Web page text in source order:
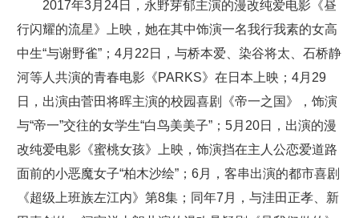
2017年3月24日，永野芽郁主演的漫改纯爱电影《昼
行闪耀的流星》上映，她在其中饰演一名我行我素的女高
中生“与谢野雀”；4月22日，与桥本爱、染谷将太、石桥静
河等人共演的青春电影《PARKS》在日本上映；4月29
日，出演由菅田将晖主演的校园喜剧《帝一之国》，饰演
与“帝一”交往的女学生“白鸟美美子”；5月20日，出演的漫
改纯爱电影《蜜桃女孩》上映，饰演挡在主人公恋爱道路
面前的小恶魔女子“柏木沙绘”；6月，客串出演的都市喜剧
《超级上班族左江内》第8集；同年7月，与洼田正孝、新